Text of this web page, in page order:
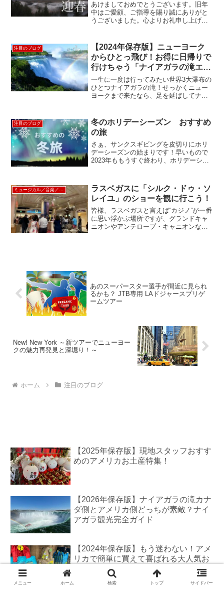
あけましておめでとうございます。旧年
中はご愛顧、ご指導を賜り誠にありがと
うございました。心よりお礼申し上げま
ます。より一層のご愛顧の程、何卒よろ
しくお願い申し上げます。...
注目のブログ
【2024年保存版】ニューヨーク
からひとっ飛び！お得に日帰りで
行けちゃう「ナイアガラの滝エク
スプレス日帰り弾丸ツアー」新発
売
一生に一度は行ってみたい世界3大瀑布の
ひとつナイアガラの滝！せっかくニュー
ヨークまで来たなら、足を延ばしてナイ
カンのベストセラーのツアーがリニュー
アルして新発売！ニュ...
注目のブログ
冬のホリデーシーズン おすすめ
の旅
さぁ、サンクスギビングを皮切りにホリ
デーシーズンの始まりです！早いもので
2023年ももうすぐ終わり、ホリデーシー
メリカ東海岸 ⛄●ニューヨーク クリス
マス・イルミネ...
ミュージカル／音楽／ショー
ラスベガスに「シルク・ドゥ・ソ
レイユ」のショーを観に行こう！
皆様、ラスベガスと言えば”カジノ”が一番
に思い浮かぶ場所ですが、グランドキャ
ニオンやアンテロープ・キャニオンなど
あのスーパースター選手が間近に見られ
るかも？ JTB専用 LAドジャースプリゲ
ームツアー
New! New York ～新ツアーでニューヨー
クの魅力再発見と深堀り！～
ホーム 注目のブログ
【2025年保存版】現地スタッフおすす
めのアメリカお土産特集！
【2026年保存版】ナイアガラの滝カナ
ダ側とアメリカ側どっちが素敵？ナイ
アガラ観光完全ガイド
【2024年保存版】もう迷わない！アメ
リカで簡単に買えて喜ばれる大人気お
土産特集！
メニュー ホーム 検索 トップ サイドバー